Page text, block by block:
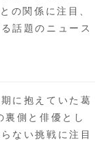
の関係に注目、
話題のニュース
に抱えていた葛
側と俳優とし
ない挑戦に注目